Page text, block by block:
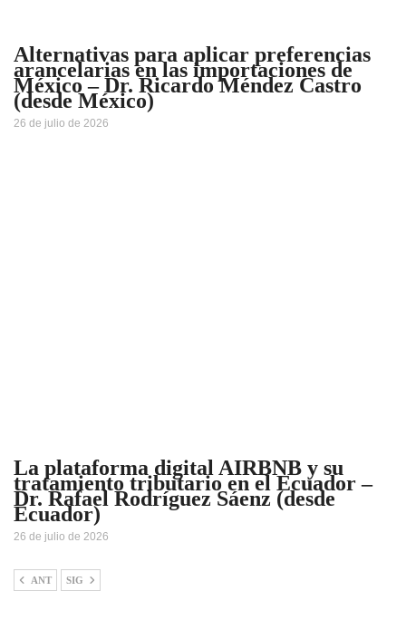
Alternativas para aplicar preferencias
arancelarias en las importaciones de
México – Dr. Ricardo Méndez Castro
(desde México)
26 de julio de 2026
La plataforma digital AIRBNB y su
tratamiento tributario en el Ecuador –
Dr. Rafael Rodríguez Sáenz (desde
Ecuador)
26 de julio de 2026
ANT SIG